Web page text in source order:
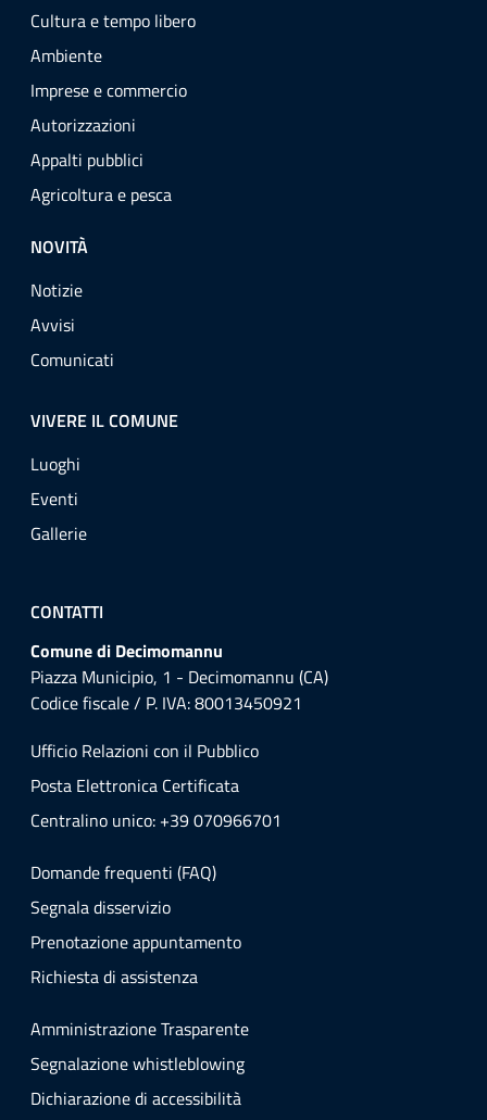
Cultura e tempo libero
Ambiente
Imprese e commercio
Autorizzazioni
Appalti pubblici
Agricoltura e pesca
NOVITÀ
Notizie
Avvisi
Comunicati
VIVERE IL COMUNE
Luoghi
Eventi
Gallerie
CONTATTI
Comune di Decimomannu
Piazza Municipio, 1 - Decimomannu (CA)
Codice fiscale / P. IVA: 80013450921
Ufficio Relazioni con il Pubblico
Posta Elettronica Certificata
Centralino unico: +39 070966701
Domande frequenti (FAQ)
Segnala disservizio
Prenotazione appuntamento
Richiesta di assistenza
Amministrazione Trasparente
Segnalazione whistleblowing
Dichiarazione di accessibilità